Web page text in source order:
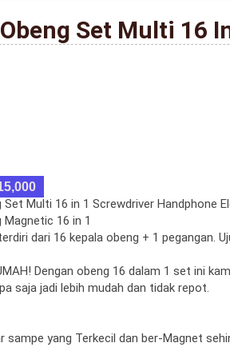
Obeng Set Multi 16
Set Multi 16 in 1 Screwdriver Handphone
Magnetic 16 in 1
dari 16 kepala obeng + 1 pegangan.
Dengan obeng 16 dalam 1 set ini
saja jadi lebih mudah dan tidak repot.
sampe yang Terkecil dan ber-Magnet